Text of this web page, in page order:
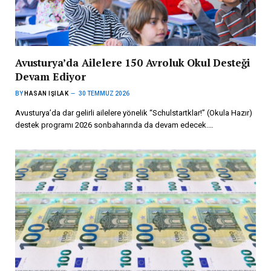
Avusturya’da Ailelere 150 Avroluk Okul Desteği
Devam Ediyor
BY HASAN IŞILAK 30 TEMMUZ 2026
Avusturya’da dar gelirli ailelere yönelik “Schulstartklar!” (Okula Hazır)
destek programı 2026 sonbaharında da devam edecek.…